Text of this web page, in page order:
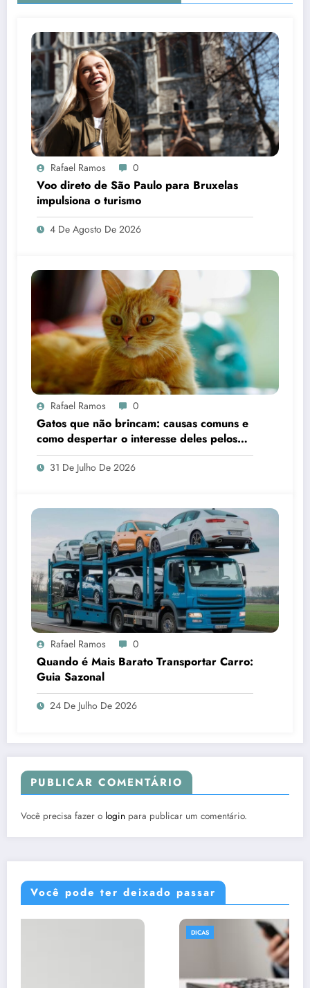
Rafael Ramos 0
Voo direto de São Paulo para Bruxelas
impulsiona o turismo
4 De Agosto De 2026
Rafael Ramos 0
Gatos que não brincam: causas comuns e
como despertar o interesse deles pelos
brinquedos
31 De Julho De 2026
Rafael Ramos 0
Quando é Mais Barato Transportar Carro:
Guia Sazonal
24 De Julho De 2026
PUBLICAR COMENTÁRIO
Você precisa fazer o login para publicar um comentário.
Você pode ter deixado passar